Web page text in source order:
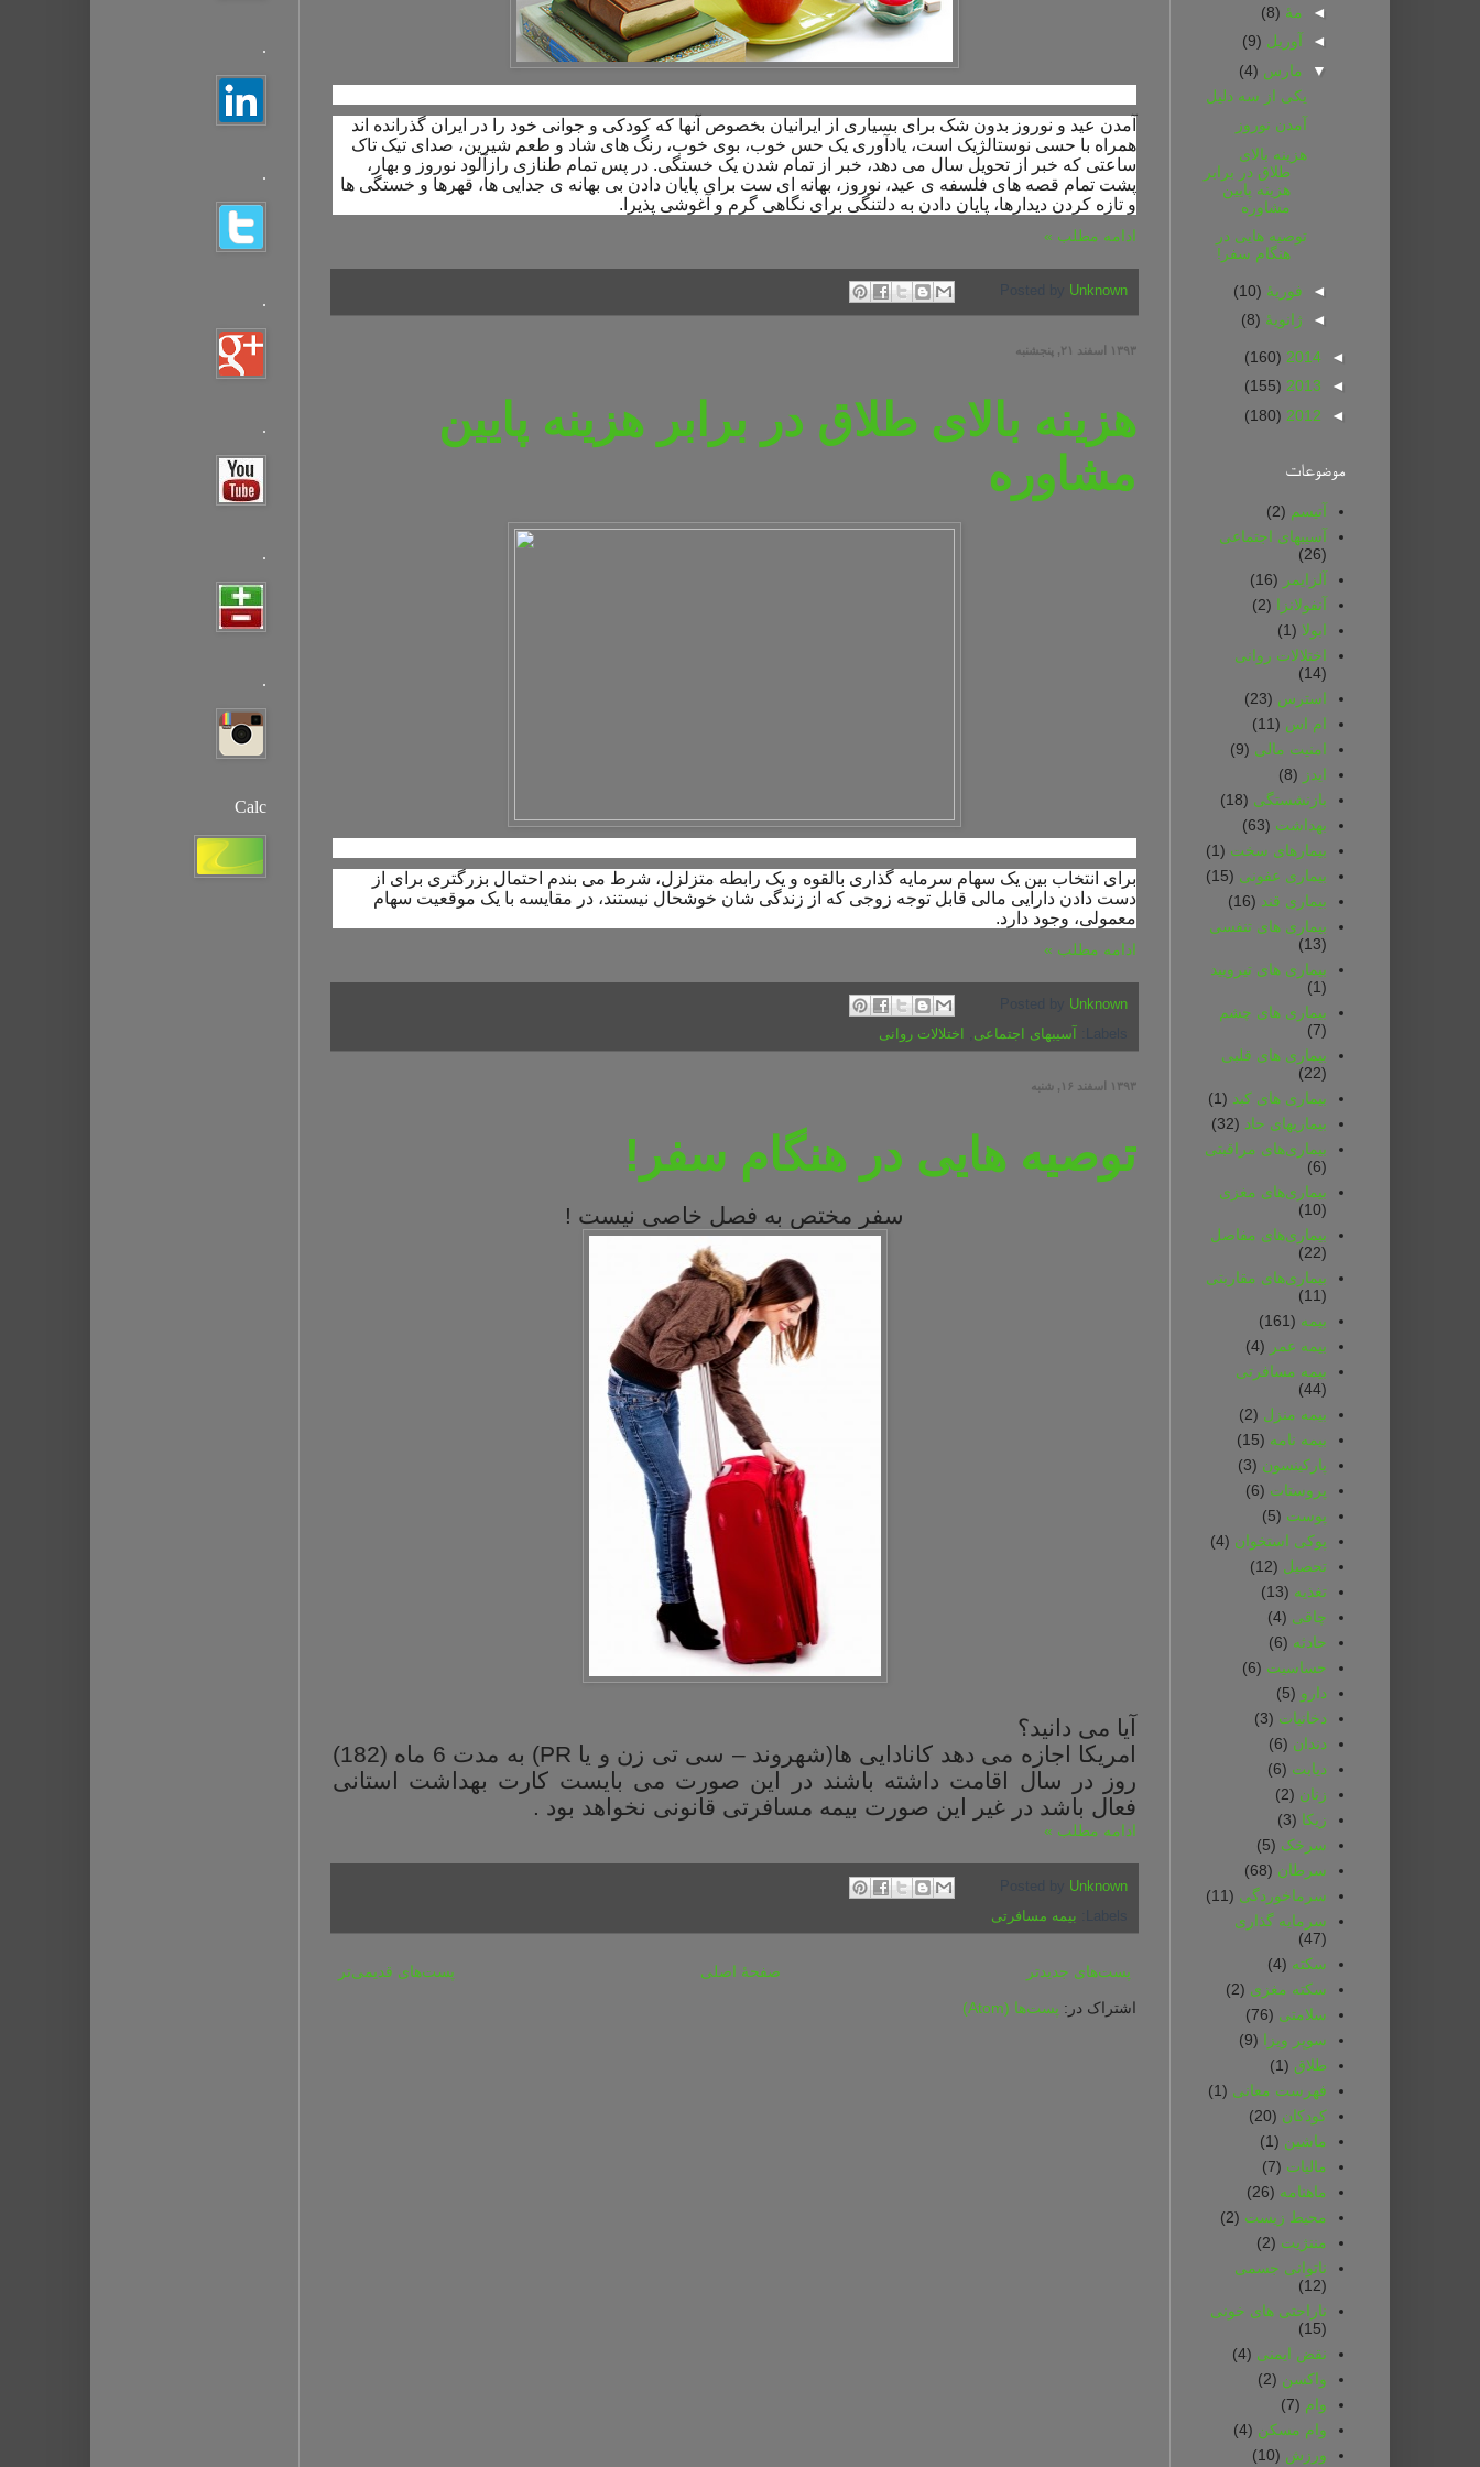
آمدن عید و نوروز بدون شک برای بسیاری از ایرانیان بخصوص آنها که کودکی و جوانی خود را در ایران گذرانده اند
همراه با حسی نوستالژیک است، یادآوری یک حس خوب، بوی خوب، رنگ های شاد و طعم شیرین، صدای تیک تاک
ساعتی که خبر از تحویل سال می دهد، خبر از تمام شدن یک خستگی. در پس تمام طنازی رازآلود نوروز و بهار،
پشت تمام قصه های فلسفه ی عید، نوروز، بهانه ای ست برای پایان دادن بی بهانه ی جدایی ها، قهرها و خستگی ها
و تازه کردن دیدارها، پایان دادن به دلتنگی برای نگاهی گرم و آغوشی پذیرا.
ادامه مطلب »
Unknown
۱۳۹۳ اسفند ۲۱, پنجشنبه
هزینه بالای طلاق در برابر هزینه پایین
مشاوره
برای انتخاب بین یک سهام سرمایه گذاری بالقوه و یک رابطه متزلزل، شرط می بندم احتمال بزرگتری برای از
دست دادن دارایی مالی قابل توجه زوجی که از زندگی شان خوشحال نیستند، در مقایسه با یک موقعیت سهام
معمولی، وجود دارد.
ادامه مطلب »
Unknown
آسیبهای اجتماعی اختلالات روانی
۱۳۹۳ اسفند ۱۶, شنبه
توصیه هایی در هنگام سفر!
سفر مختص به فصل خاصی نیست !
آیا می دانید؟
امریکا اجازه می دهد کانادایی ها(شهروند – سی تی زن و یا PR
) به مدت 6 ماه (182)
روز در سال اقامت داشته باشند در این صورت می بایست کارت بهداشت استانی
فعال باشد در غیر این صورت بیمه مسافرتی قانونی نخواهد بود .
ادامه مطلب »
Unknown
بیمه‌ مسافرتی‌
پست‌های جدیدتر پست‌های قدیمی‌تر صفحهٔ اصلی
اشتراک در: پست‌ها (Atom)
.
.
.
.
.
.
Calc
◄ مهٔ (8)
◄
آوریل (9)
▼ مارس (4)
یکی از سه دلیل
آمدن نوروز
هزینه بالای
طلاق در برابر
هزینه پایین
مشاوره
توصیه هایی در
هنگام سفر!
◄ فوریهٔ (10)
◄ ژانویهٔ (8)
◄
2014
(160)
◄
2013
(155)
◄
2012
(180)
موضوعات
آتیسم (2)
آسیبهای اجتماعی
(26)
آلزایمر (16)
آنفولانزا
(2)
ابولا (1)
اختلالات روانی
(14)
استرس (23)
ام اس (11)
امنیت مالی (9)
ایدز (8)
بازنشستگی (18)
بهداشت (63)
بیمارهای سخت (1)
بیماری عفونی (15)
بیماری قند (16)
بیماری های تنفسی
(13)
بیماری های تیرویید
(1)
بیماری های چشم
(7)
بیماری های قلبی
(22)
بیماری های کبد (1)
بیماریهای حاد (32)
بیماری‌های مراقبتی
(6)
بیماری‌های مغزی
(10)
بیماری‌های مفاصل
(22)
بیماری‌های مقاربتی
(11)
بیمه (161)
بیمه‌ عمر (4)
بیمه‌ مسافرتی‌
(44)
بیمه‌ منزل (2)
بیمه‌ نامه (15)
پارکینسون (3)
پروستات (6)
پوست (5)
پوکی استخوان (4)
تحصیل (12)
تغذیه (13)
چاقی (4)
حادثه (6)
حساسیت (6)
دارو (5)
دخانیات (3)
دندان (6)
دیابت (6)
زنان (2)
زیکا (3)
سرخک (5)
سرطان (68)
سرماخوردگی (11)
سرمایه گذاری
(47)
سکته (4)
سکته مغزی (2)
سلامتی (76)
سوپر ویزا
(9)
طلاق (1)
فهرست معانی (1)
کودکان (20)
ماشین (1)
مالیات (7)
ماهنامه (26)
محیط زیست (2)
مننژیت (2)
ناتوانی جسمی‌
(12)
ناراحتی های خونی
(15)
نقض ایمنی (4)
واکسن (2)
وام (7)
وام مسکن (4)
ورزش (10)